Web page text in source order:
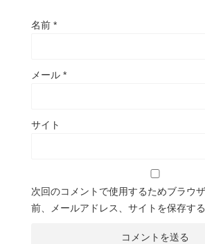
名前 *
メール *
サイト
次回のコメントで使用するためブラウ
前、メールアドレス、サイトを保存する